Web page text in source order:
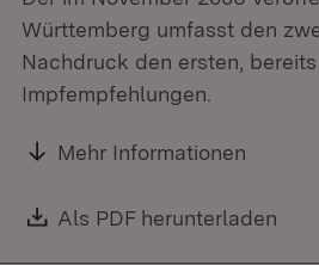
Württemberg umfasst den
Nachdruck den ersten,
Impfempfehlungen.
Mehr Informationen
Download:
Als PDF herunterladen